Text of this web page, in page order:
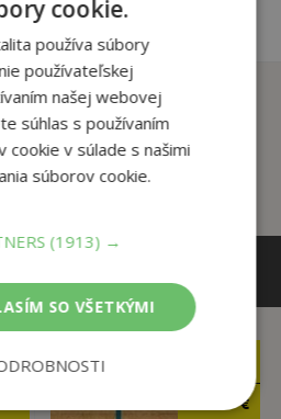
si kúpili
tiež kúpili
€
€
cookie.
používa súbory
používateľskej
našej webovej
súhlas s používaním
cookie v súlade s našimi
súborov cookie.
(1913) →
SO VŠETKÝMI